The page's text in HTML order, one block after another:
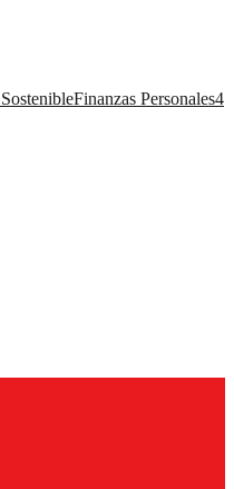
Finanzas Personales4